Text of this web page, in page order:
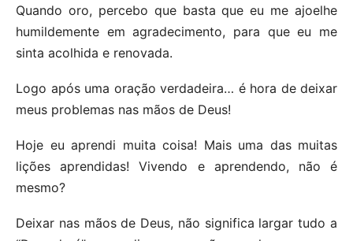
Quando oro, percebo que basta que eu me ajoelhe
humildemente em agradecimento, para que eu me
sinta acolhida e renovada.
Logo após uma oração verdadeira… é hora de deixar
meus problemas nas mãos de Deus!
Hoje eu aprendi muita coisa! Mais uma das muitas
lições aprendidas! Vivendo e aprendendo, não é
mesmo?
Deixar nas mãos de Deus, não significa largar tudo a